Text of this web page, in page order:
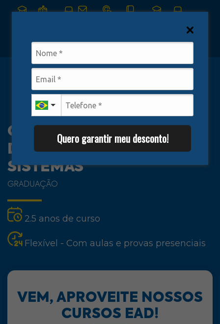
Quero garantir meu desconto!
CURSO DE ANÁLISE E
DESENVOLVIMENTO DE
SISTEMAS
GRADUAÇÃO
2.5 anos de curso
Flexível - Com aulas e provas presenciais
VEM, APROVEITE NOSSOS
CURSOS EAD!